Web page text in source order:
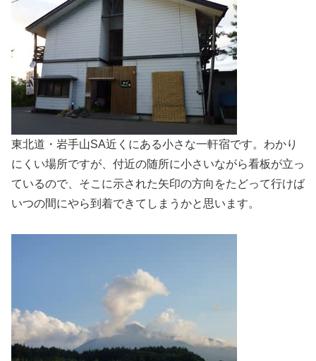
東北道・岩手山SA近くにある小さな一軒宿です。わかり
にくい場所ですが、付近の随所に小さいながら看板が立っ
ているので、そこに示された矢印の方向をたどって行けば
いつの間にやら到着できてしまうかと思います。